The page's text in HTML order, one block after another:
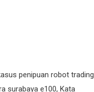
penipuan robot trading
surabaya e100, Kata